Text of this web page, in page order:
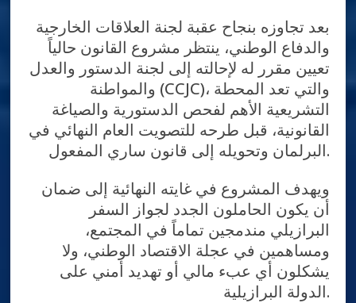
بعد تجاوزه بنجاح عقبة لجنة العلاقات الخارجية
والدفاع الوطني، ينتظر مشروع القانون حالياً
تعيين مقرر له لإحالته إلى لجنة الدستور والعدل
والمواطنة (CCJC)، والتي تعد المحطة
التشريعية الأهم لفحص الدستورية والصياغة
القانونية، قبل طرحه للتصويت العام النهائي في
البرلمان وتحويله إلى قانون ساري المفعول.
ويهدف المشروع في غايته النهائية إلى ضمان
أن يكون الحاملون الجدد لجواز السفر
البرازيلي مندمجين تماماً في المجتمع،
ومساهمين في عجلة الاقتصاد الوطني، ولا
يشكلون أي عبء مالي أو تهديد أمني على
الدولة البرازيلية.